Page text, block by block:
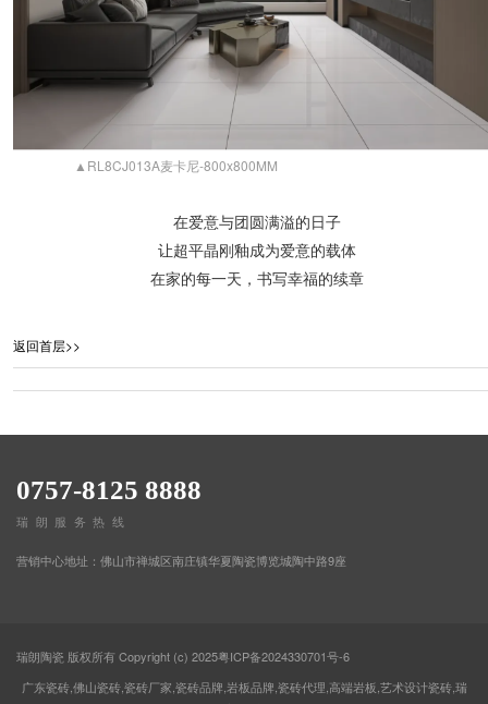
▲RL8CJ013A麦卡尼-800x800MM
在爱意与团圆满溢的日子
让超平晶刚釉成为爱意的载体
在家的每一天，书写幸福的续章
返回首层>>
0757-8125 8888
瑞朗服务热线
营销中心地址：佛山市禅城区南庄镇华夏陶瓷博览城陶中路9座
瑞朗陶瓷 版权所有 Copyright (c) 2025粤ICP备2024330701号-6
广东瓷砖,佛山瓷砖,瓷砖厂家,瓷砖品牌,岩板品牌,瓷砖代理,高端岩板,艺术设计瓷砖,瑞